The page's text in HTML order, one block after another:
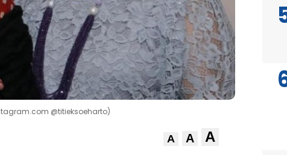
@titieksoeharto)
A A A